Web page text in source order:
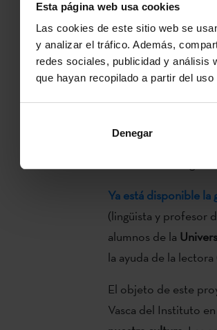
Esta página web usa cookies
Las cookies de este sitio web se
y analizar el tráfico. Además,
redes sociales, publicidad y análisis
que hayan recopilado a partir del
Denegar
lingüísticas, historia,
Fruto del trabajo
desde Euskal Herria
Ya está disponible
(lingüista y profesor
alumnos de la
la ayuda de la
El objeto de este
Vasca del Instituto